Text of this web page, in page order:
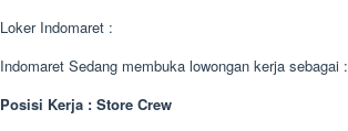
Loker Indomaret :
Indomaret Sedang membuka lowongan kerja sebagai :
Posisi Kerja : Store Crew